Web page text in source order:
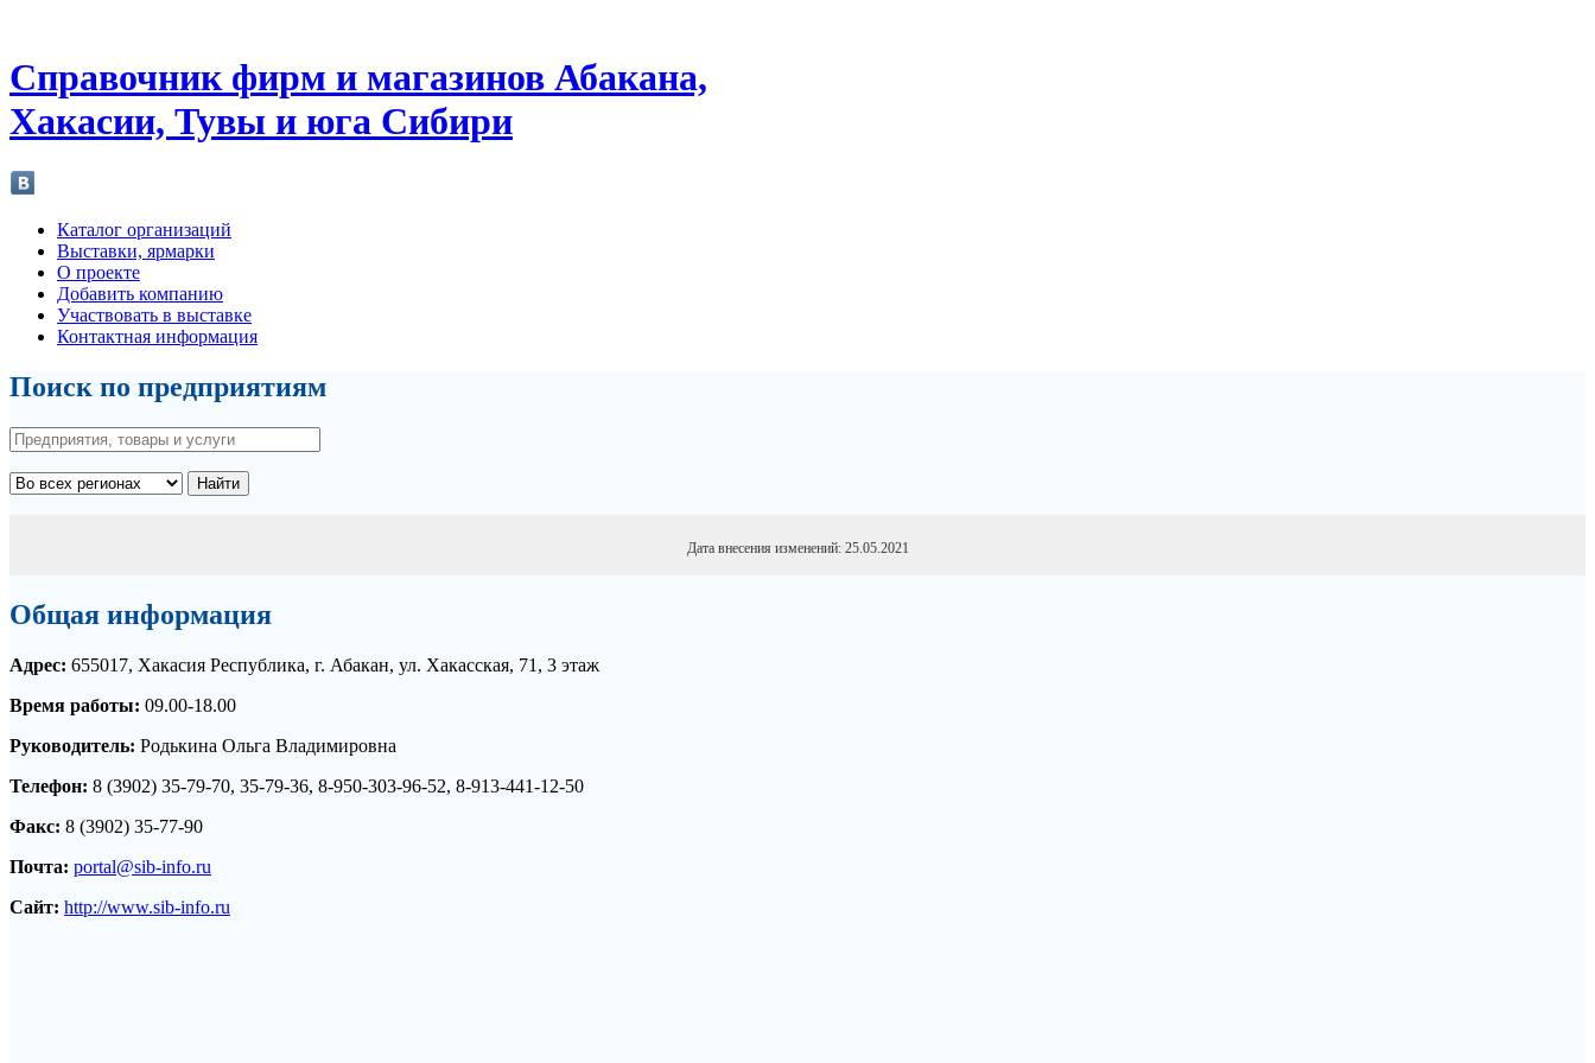
Справочник фирм и магазинов Абакана,
Хакасии, Тувы и юга Сибири
Каталог организаций
Выставки, ярмарки
О проекте
Добавить компанию
Участвовать в выставке
Контактная информация
Поиск по предприятиям
Найти
Дата внесения изменений: 25.05.2021
Общая информация
Адрес: 655017, Хакасия Республика, г. Абакан, ул. Хакасская, 71, 3 этаж
Время работы: 09.00-18.00
Руководитель: Родькина Ольга Владимировна
Телефон: 8 (3902) 35-79-70, 35-79-36, 8-950-303-96-52, 8-913-441-12-50
Факс: 8 (3902) 35-77-90
Почта: portal@sib-info.ru
Сайт: http://www.sib-info.ru